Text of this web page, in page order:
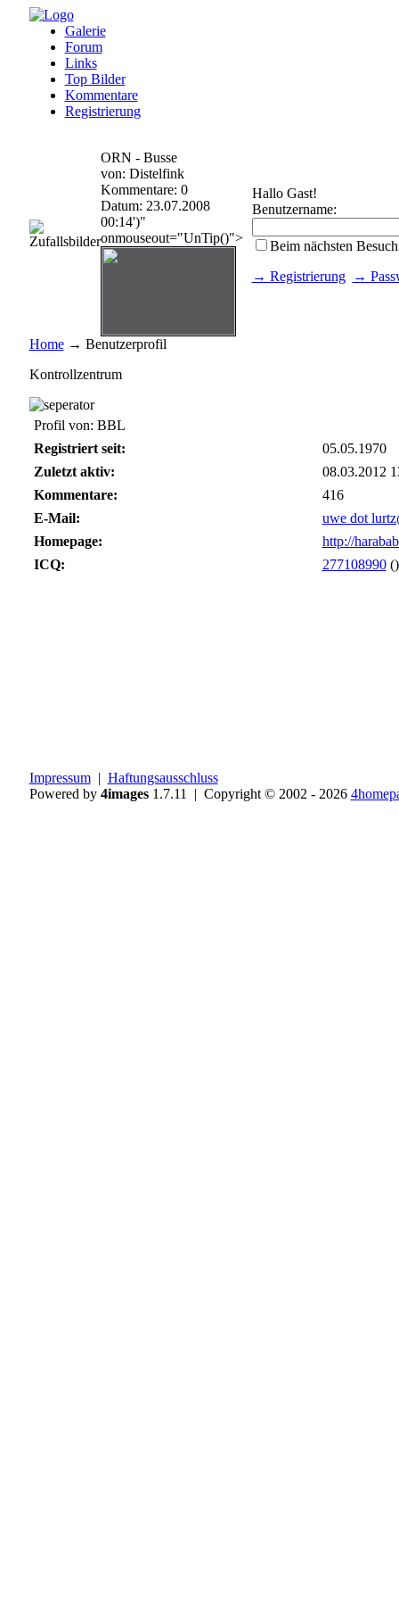
Galerie
Forum
Links
Top Bilder
Kommentare
Registrierung
ORN - Busse
von: Distelfink
Kommentare: 0
Datum: 23.07.2008
00:14')"
onmouseout="UnTip()">
Hallo Gast!
Benutzername:
Beim nächsten
→ Registrierung
→
Home→ Benutzerprofil
Kontrollzentrum
Profil von: BBL
Registriert seit:
05.05.1970
Zuletzt aktiv:
08.03.2012
Kommentare:
416
E-Mail:
uwe dot
Homepage:
http://
ICQ:
277108990()
Impressum| Haftungsausschluss
Powered by 4images1.7.11 | Copyright © 2002 - 2026